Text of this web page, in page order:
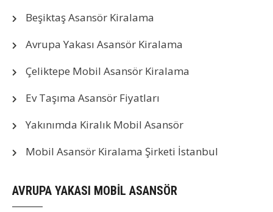
Beşiktaş Asansör Kiralama
Avrupa Yakası Asansör Kiralama
Çeliktepe Mobil Asansör Kiralama
Ev Taşıma Asansör Fiyatları
Yakınımda Kiralık Mobil Asansör
Mobil Asansör Kiralama Şirketi İstanbul
AVRUPA YAKASI MOBİL ASANSÖR